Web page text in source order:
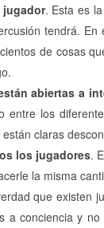
. Esta es
tendrá.
de cosas
abiertas a
entre los
claras
los jugadores.
la misma
que existen
a conciencia y